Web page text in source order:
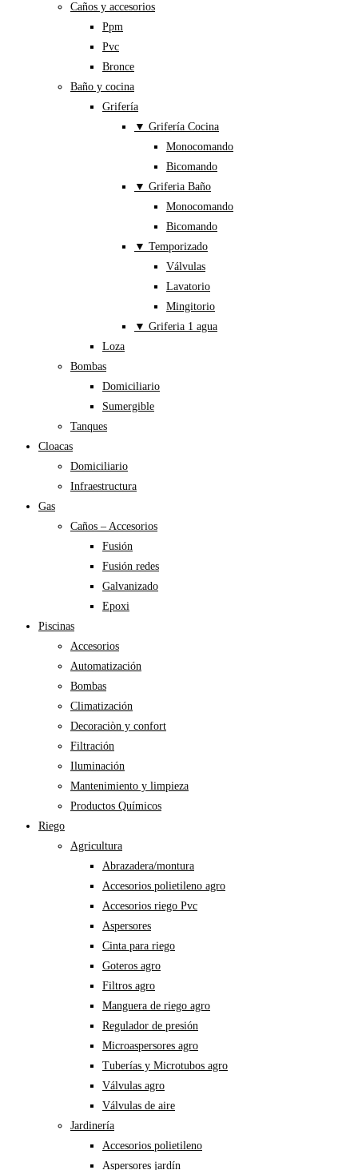
Caños y accesorios
Ppm
Pvc
Bronce
Baño y cocina
Grifería
▼ Grifería Cocina
Monocomando
Bicomando
▼ Griferia Baño
Monocomando
Bicomando
▼ Temporizado
Válvulas
Lavatorio
Mingitorio
▼ Griferia 1 agua
Loza
Bombas
Domiciliario
Sumergible
Tanques
Cloacas
Domiciliario
Infraestructura
Gas
Caños – Accesorios
Fusión
Fusión redes
Galvanizado
Epoxi
Piscinas
Accesorios
Automatización
Bombas
Climatización
Decoraciòn y confort
Filtración
Iluminación
Mantenimiento y limpieza
Productos Químicos
Riego
Agricultura
Abrazadera/montura
Accesorios polietileno agro
Accesorios riego Pvc
Aspersores
Cinta para riego
Goteros agro
Filtros agro
Manguera de riego agro
Regulador de presión
Microaspersores agro
Tuberías y Microtubos agro
Válvulas agro
Válvulas de aire
Jardinería
Accesorios polietileno
Aspersores jardín